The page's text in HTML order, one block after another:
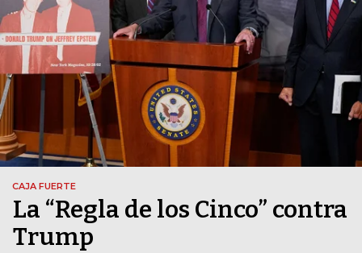
CAJA FUERTE
La “Regla de los Cinco” contra
Trump